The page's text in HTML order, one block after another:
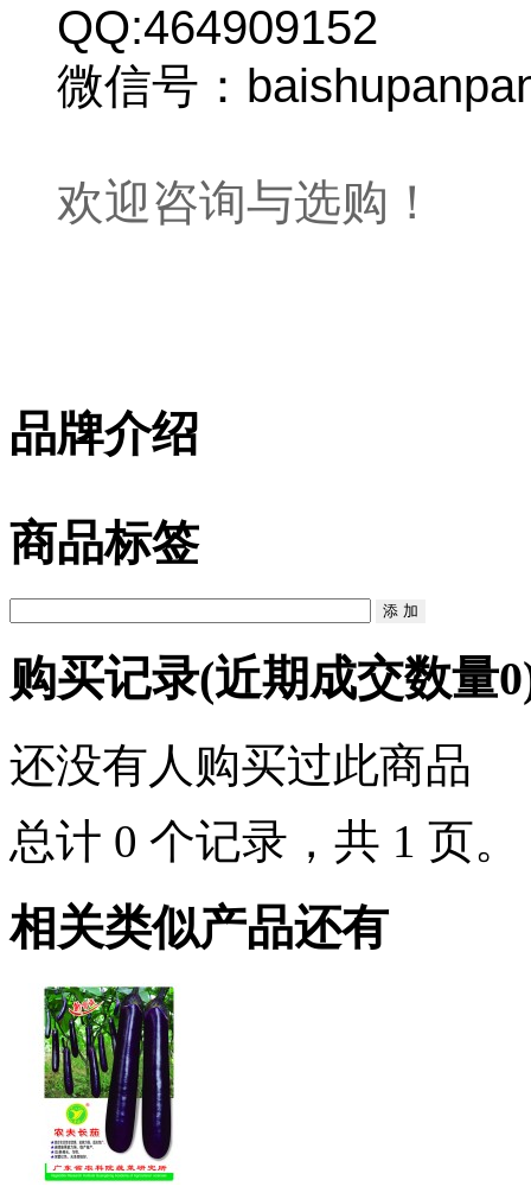
QQ:464909152
微信号：
欢迎咨询与选购！
品牌介绍
商品标签
购买记录(近期成交数量0
还没有人购买过此商品
总计 0 个记录，共 1 页。
相关类似产品还有